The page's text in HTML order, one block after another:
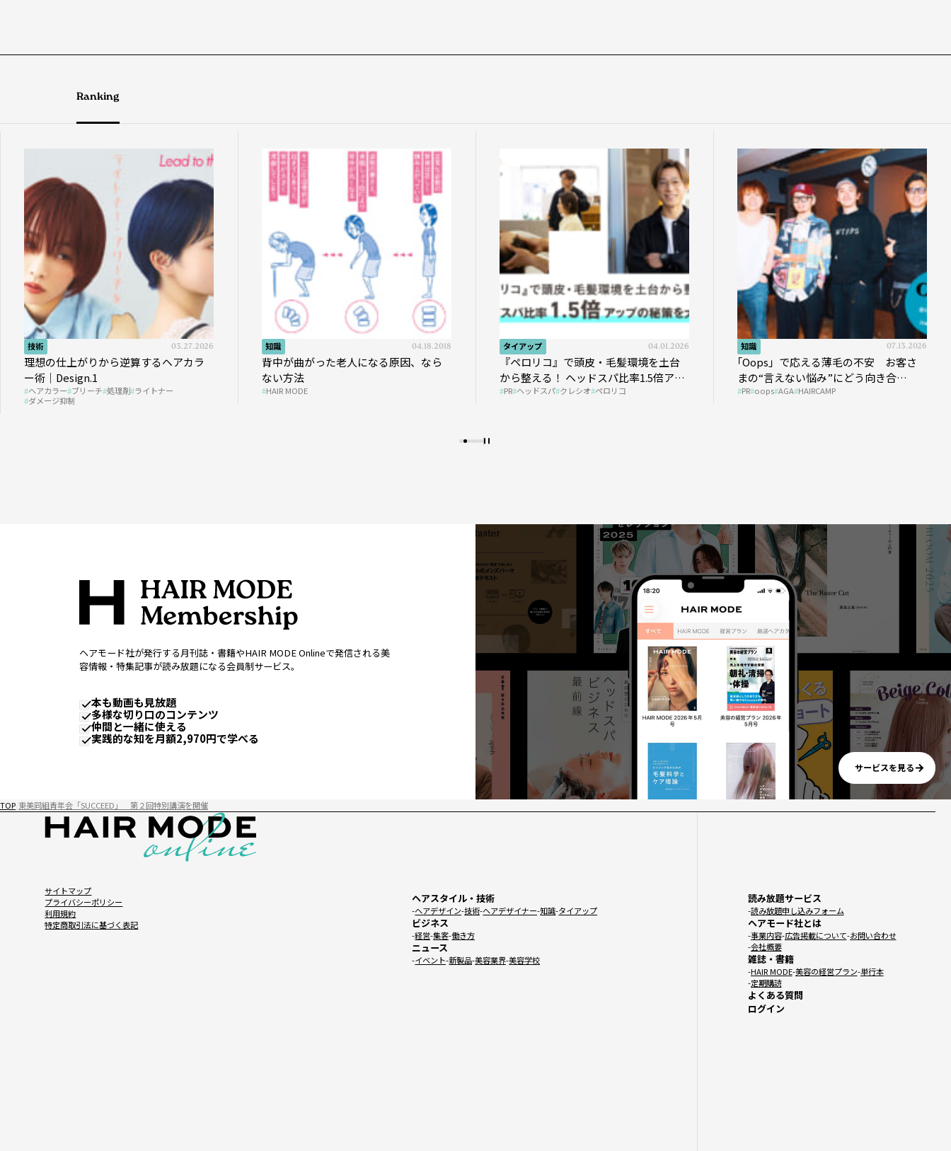
Ranking
技術 03.27.2026
理想の仕上がりから逆算するヘアカラ
ー術｜Design.1
ヘアカラー ブリーチ 処理剤 ライトナー
ダメージ抑制
知識 04.18.2018
背中が曲がった老人になる原因、なら
ない方法
HAIR MODE
タイアップ 04.01.2026
『ペロリコ』で頭皮・毛髪環境を土台
から整える！ ヘッドスパ比率1.5倍アッ
プの秘策を大公開
PR ヘッドスパ クレシオ ペロリコ
知識 07.13.2026
｢Oops」で応える薄毛の不安 お客さ
まの“言えない悩み”にどう向き合
う？ ＃01
PR oops AGA HAIRCAMP
ヘアモード社が発行する月刊誌・書籍やHAIR MODE Onlineで発信される美
容情報・特集記事が読み放題になる会員制サービス。
本も動画も見放題
多様な切り口のコンテンツ
仲間と一緒に使える
実践的な知を月額2,970円で学べる
サービスを見る
TOP 東美同組青年会「SUCCEED」 第２回特別講演を開催
サイトマップ
プライバシーポリシー
利用規約
特定商取引法に基づく表記
ヘアスタイル・技術
ヘアデザイン 技術 ヘアデザイナー 知識 タイアップ
ビジネス
経営 集客 働き方
ニュース
イベント 新製品 美容業界 美容学校
読み放題サービス
読み放題申し込みフォーム
ヘアモード社とは
事業内容 広告掲載について お問い合わせ
会社概要
雑誌・書籍
HAIR MODE 美容の経営プラン 単行本
定期購読
よくある質問
ログイン